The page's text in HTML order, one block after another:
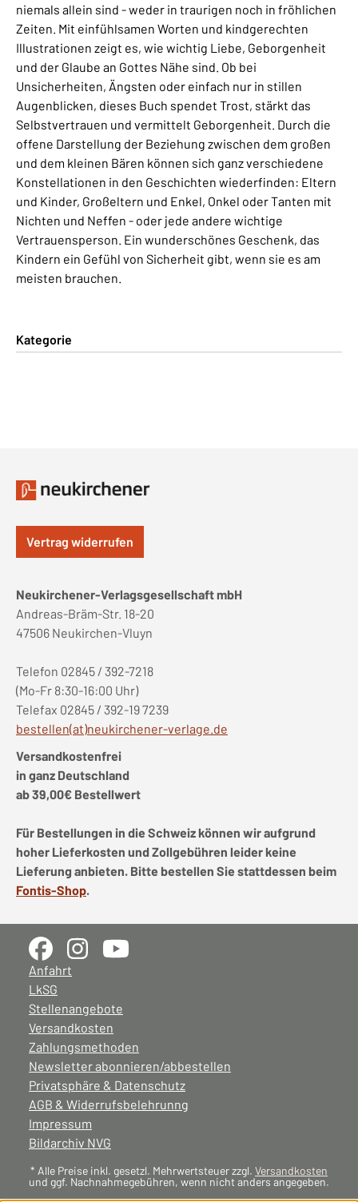
niemals allein sind - weder in traurigen noch in fröhlichen
Zeiten. Mit einfühlsamen Worten und kindgerechten
Illustrationen zeigt es, wie wichtig Liebe, Geborgenheit
und der Glaube an Gottes Nähe sind. Ob bei
Unsicherheiten, Ängsten oder einfach nur in stillen
Augenblicken, dieses Buch spendet Trost, stärkt das
Selbstvertrauen und vermittelt Geborgenheit. Durch die
offene Darstellung der Beziehung zwischen dem großen
und dem kleinen Bären können sich ganz verschiedene
Konstellationen in den Geschichten wiederfinden: Eltern
und Kinder, Großeltern und Enkel, Onkel oder Tanten mit
Nichten und Neffen - oder jede andere wichtige
Vertrauensperson. Ein wunderschönes Geschenk, das
Kindern ein Gefühl von Sicherheit gibt, wenn sie es am
meisten brauchen.
Kategorie
Vertrag widerrufen
Neukirchener-Verlagsgesellschaft mbH
Andreas-Bräm-Str. 18-20
47506 Neukirchen-Vluyn
Telefon 02845 / 392-7218
(Mo-Fr 8:30-16:00 Uhr)
Telefax 02845 / 392-19 7239
bestellen(at)neukirchener-verlage.de
Versandkostenfrei
in ganz Deutschland
ab 39,00€ Bestellwert
Für Bestellungen in die Schweiz können wir aufgrund
hoher Lieferkosten und Zollgebühren leider keine
Lieferung anbieten. Bitte bestellen Sie stattdessen beim
Fontis-Shop.
Anfahrt
LkSG
Stellenangebote
Versandkosten
Zahlungsmethoden
Newsletter abonnieren/abbestellen
Privatsphäre & Datenschutz
AGB & Widerrufsbelehrunng
Impressum
Bildarchiv NVG
* Alle Preise inkl. gesetzl. Mehrwertsteuer zzgl. Versandkosten
und ggf. Nachnahmegebühren, wenn nicht anders angegeben.